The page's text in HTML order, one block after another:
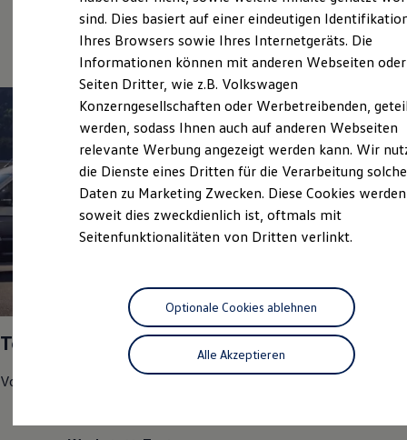
Hilfreiches für Besitzer
Fahrerassistenz- und Sicherheitssysteme
Kontrollleuchten
Kurzfahrprofile und Ölverdünnung
Batterieverordnung
XTL-Dieselkraftstoff
Ersatzteile und Betriebsflüssigkeiten
Original Zubehör und Lifestyle Produkte
myVolkswagen Business
Elektrisch & Autonom
Elektro - & Hybridfahrzeuge
Klimafreundlicher Strom
Ladezeitensimulator
Ladelösungen für Privatkunden
Ladelösungen für Gewerbekunden
Wallbox und Ladekabel
Bidirektionales Laden
Förderung & Kosten der Elektrofahrzeuge
Kostensimulator
Service
Top Service Partner 2025
Volkswagen Nutzfahrzeugehat uns in den Bereichen
sind. Dies basiert auf einer eindeutigen
Ihres Browsers sowie Ihres Internetgeräts. Die
Informationen können mit anderen Webseiten oder
Seiten Dritter, wie z.B. Volkswagen
Konzerngesellschaften oder Werbetreibenden,
werden, sodass Ihnen auch auf anderen Webseiten
relevante Werbung angezeigt werden kann. Wir
die Dienste eines Dritten für die Verarbeitung
Daten zu Marketing Zwecken. Diese Cookies
soweit dies zweckdienlich ist, oftmals mit
Seitenfunktionalitäten von Dritten verlinkt.
Alle Akzeptieren
Optionale Cookies ablehnen